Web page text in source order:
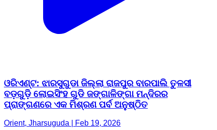
ଓରିଏଣ୍ଟ: ଝାରସୁଗୁଡା ଜିଲ୍ଲା ରାଜପୁର ବାରପାଲି ତୁଳସୀ
ବଡ଼ଗୁଡ଼ି ଲୋଇସିଂହ ଗୁଡି ଜଙ୍ଗାଳିଙ୍ଗା ମନ୍ଦିରର
ପ୍ରାଙ୍ଗଣରେ ଏକ ମିଶ୍ରଣ ପର୍ବ ଅନୁଷ୍ଠିତ
Orient, Jharsuguda | Feb 19, 2026